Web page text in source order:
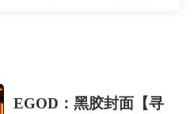
EGOD：黑胶封面【寻